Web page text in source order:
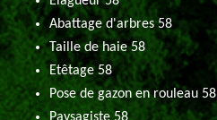
Abattage d'arbres 58
Taille de haie 58
Etêtage 58
Pose de gazon en rouleau 58